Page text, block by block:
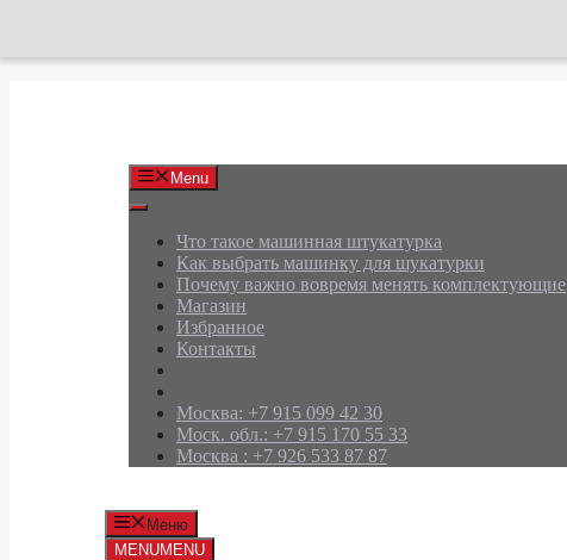
Menu
Что такое машинная штукатурка
Как выбрать машинку для шукатурки
Почему важно вовремя менять комплектующие
Магазин
Избранное
Контакты
Москва: +7 915 099 42 30
Моск. обл.: +7 915 170 55 33
Москва : +7 926 533 87 87
Меню
MENUMENU